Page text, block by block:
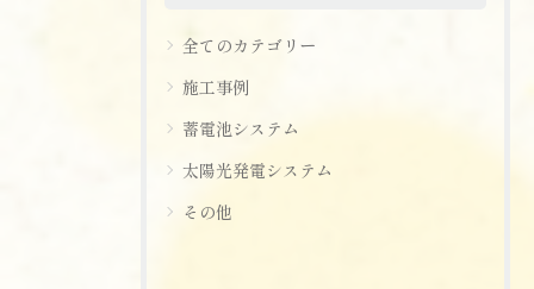
全てのカテゴリー
施工事例
蓄電池システム
太陽光発電システム
その他